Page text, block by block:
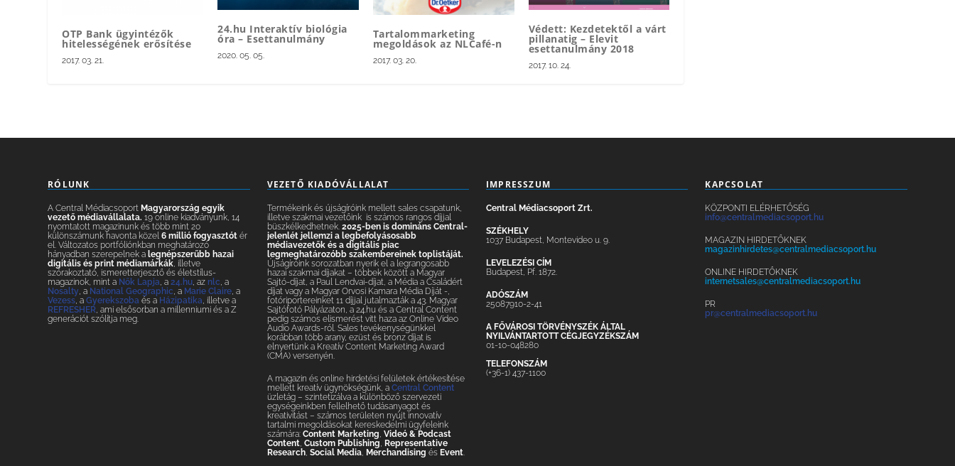
OTP Bank ügyintézők
hitelességének erősítése
2017. 03. 21.
24.hu Interaktív biológia
óra – Esettanulmány
2020. 05. 05.
Tartalommarketing
megoldások az NLCafé-n
2017. 03. 20.
Védett: Kezdetektől a várt
pillanatig – Elevit
esettanulmány 2018
2017. 10. 24.
RÓLUNK
A Central MédiacsoportMagyarország egyik
vezető médiavállalata. 19 online kiadványunk, 14
nyomtatott magazinunk és több mint 20
különszámunk havonta közel6 millió fogyasztót ér
el. Változatos portfóliónkban meghatározó
hányadban szerepelnek a legnépszerűbb hazai
digitális és print médiamárkák , illetve
szórakoztató, ismeretterjesztő és életstílus-
magazinok, mint a Nők Lapja , a24.hu , az nlc , a
Nosalty , a National Geographic , a Marie Claire , a
Vezess , aGyerekszoba és a Házipatika , illetve a
REFRESHER , ami elsősorban a millenniumi és a Z
generációt szólítja meg.
VEZETŐ KIADÓVÁLLALAT
Termékeink és újságíróink mellett sales csapatunk,
illetve szakmai vezetőink is számos rangos díjjal
büszkélkedhetnek. 2025-ben is domináns Central-
jelenlét jellemzi a legbefolyásosabb
médiavezetők és a digitális piac
legmeghatározóbb szakembereinek toplistáját.
Újságíróink sorozatban nyerik el a legrangosabb
hazai szakmai díjakat – többek között a Magyar
Sajtó-díjat, a Paul Lendvai-díjat, a Média a Családért
díjat vagy a Magyar Orvosi Kamara Média Díját -,
fotóriportereinket 11 díjjal jutalmazták a 43. Magyar
Sajtófotó Pályázaton, a 24.hu és a Central Content
pedig számos elismerést vitt haza az Online Video
Audio Awards-ról. Sales tevékenységünkkel
korábban több arany, ezüst és bronz díjat is
elnyertünk a Kreatív Content Marketing Award
(CMA) versenyén.
A magazin és online hirdetési felületek értékesítése
mellett kreatív ügynökségünk, a Central Content
üzletág – szintetizálva a különböző szervezeti
egységeinkben fellelhető tudásanyagot és
kreativitást – számos területen nyújt innovatív
tartalmi megoldásokat kereskedelmi ügyfeleink
számára: Content Marketing Videó & Podcast
Content, Custom Publishing Representative
Research, Social Media, Merchandising és Event.
IMPRESSZUM
Central Médiacsoport Zrt.
SZÉKHELY
1037 Budapest, Montevideo u. 9.
LEVELEZÉSI CÍM
Budapest, Pf. 1872.
ADÓSZÁM
25087910-2-41
A FŐVÁROSI TÖRVÉNYSZÉK ÁLTAL
NYILVÁNTARTOTT CÉGJEGYZÉKSZÁM
01-10-048280
TELEFONSZÁM
(+36-1) 437-1100
KAPCSOLAT
KÖZPONTI ELÉRHETŐSÉG
info@centralmediacsoport.hu
MAGAZIN HIRDETŐKNEK
magazinhirdetes@centralmediacsoport.hu
ONLINE HIRDETŐKNEK
internetsales@centralmediacsoport.hu
PR
pr@centralmediacsoport.hu